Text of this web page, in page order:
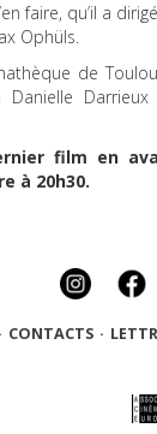
faire, qu’il a
Ophüls.
de
film en
à 20h30.
· CONTACTS ·